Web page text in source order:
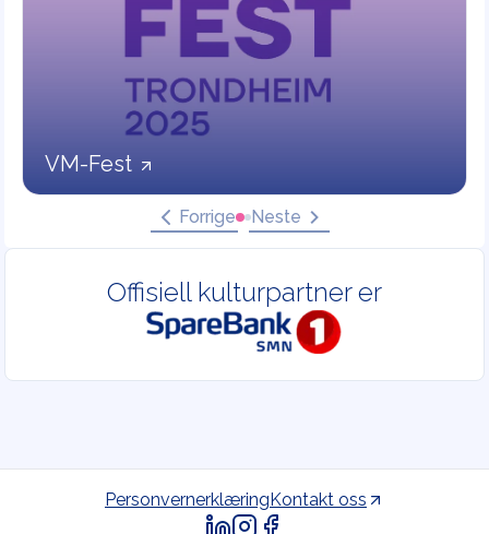
VM-Fest
Forrige Neste
Offisiell kulturpartner er
Personvernerklæring Kontakt oss